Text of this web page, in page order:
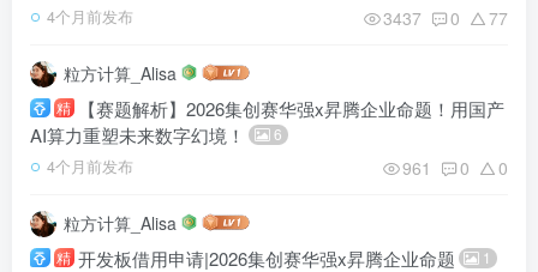
4个月前发布 3437 0 77
粒方计算_Alisa
精
【赛题解析】2026集创赛华强x昇腾企业命题！用国产
AI算力重塑未来数字幻境！
6
4个月前发布 961 0 0
粒方计算_Alisa
精 开发板借用申请|2026集创赛华强x昇腾企业命题 1